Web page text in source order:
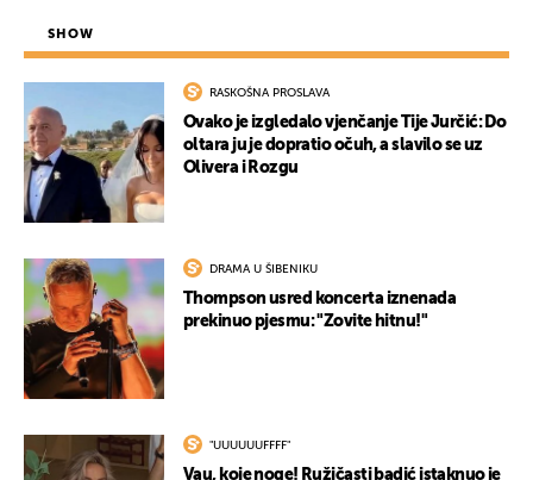
SHOW
RASKOŠNA PROSLAVA
Ovako je izgledalo vjenčanje Tije Jurčić: Do
oltara ju je dopratio očuh, a slavilo se uz
Olivera i Rozgu
DRAMA U ŠIBENIKU
Thompson usred koncerta iznenada
prekinuo pjesmu: "Zovite hitnu!"
"UUUUUUFFFF"
Vau, koje noge! Ružičasti badić istaknuo je